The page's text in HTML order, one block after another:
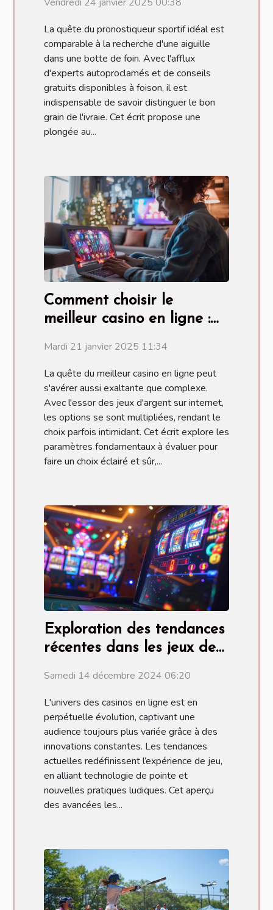
La quête du pronostiqueur sportif idéal est
comparable à la recherche d'une aiguille
dans une botte de foin. Avec l'afflux
d'experts autoproclamés et de conseils
gratuits disponibles à foison, il est
indispensable de savoir distinguer le bon
grain de l'ivraie. Cet écrit propose une
plongée au...
Comment choisir le
meilleur casino en ligne :
Mardi 21 janvier 2025 11:34
La quête du meilleur casino en ligne peut
s'avérer aussi exaltante que complexe.
Avec l'essor des jeux d'argent sur internet,
les options se sont multipliées, rendant le
choix parfois intimidant. Cet écrit explore les
paramètres fondamentaux à évaluer pour
faire un choix éclairé et sûr,...
Exploration des tendances
récentes dans les jeux de
Samedi 14 décembre 2024 06:20
L'univers des casinos en ligne est en
perpétuelle évolution, captivant une
audience toujours plus variée grâce à des
innovations constantes. Les tendances
actuelles redéfinissent l’expérience de jeu,
en alliant technologie de pointe et
nouvelles pratiques ludiques. Cet aperçu
des avancées les...